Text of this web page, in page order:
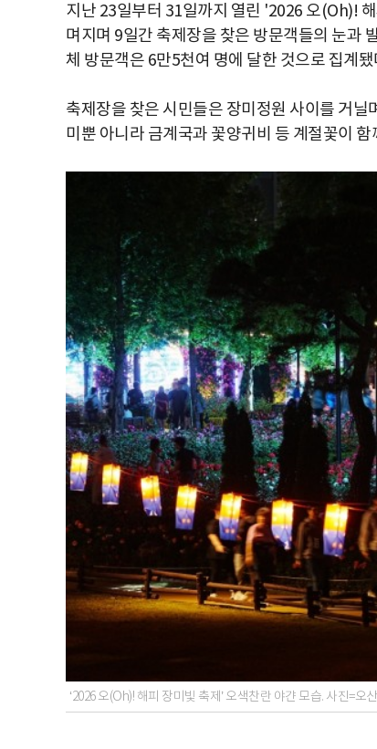
지난 23일부터 31일까지 열린 '2026 오(Oh)!
며지며 9일간 축제장을 찾은 방문객들의 눈과
체 방문객은 6만5천여 명에 달한 것으로 집계됐
축제장을 찾은 시민들은 장미정원 사이를 거
미뿐 아니라 금계국과 꽃양귀비 등 계절꽃이
‘2026 오(Oh)! 해피 장미빛 축제’ 오색찬란 야갼 모습. 사진=오산